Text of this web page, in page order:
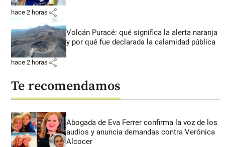
hace 2 horas share
Volcán Puracé: qué significa la alerta naranja
y por qué fue declarada la calamidad pública
hace 2 horas share
Te recomendamos
Abogada de Eva Ferrer confirma la voz de los
audios y anuncia demandas contra Verónica
Alcocer